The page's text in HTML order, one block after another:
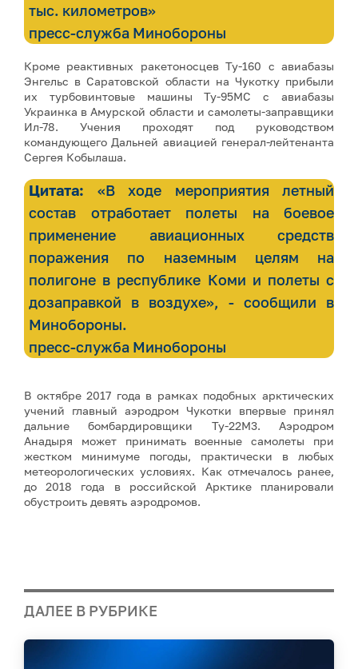
тыс. километров»
пресс-служба Минобороны
Кроме реактивных ракетоносцев Ту-160 с авиабазы
Энгельс в Саратовской области на Чукотку прибыли
их турбовинтовые машины Ту-95МС с авиабазы
Украинка в Амурской области и самолеты-заправщики
Ил-78. Учения проходят под руководством
командующего Дальней авиацией генерал-лейтенанта
Сергея Кобылаша.
Цитата: «В ходе мероприятия летный
состав отработает полеты на боевое
применение авиационных средств
поражения по наземным целям на
полигоне в республике Коми и полеты с
дозаправкой в воздухе», - сообщили в
Минобороны.
пресс-служба Минобороны
В октябре 2017 года в рамках подобных арктических
учений главный аэродром Чукотки впервые принял
дальние бомбардировщики Ту-22М3. Аэродром
Анадыря может принимать военные самолеты при
жестком минимуме погоды, практически в любых
метеорологических условиях. Как отмечалось ранее,
до 2018 года в российской Арктике планировали
обустроить девять аэродромов.
ДАЛЕЕ В РУБРИКЕ